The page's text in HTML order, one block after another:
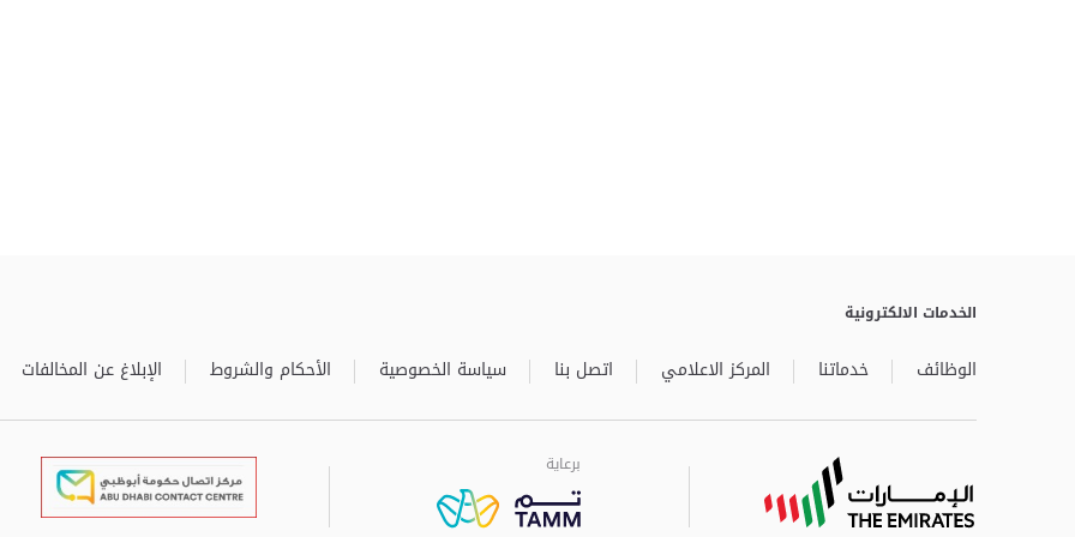
الخدمات الالكترونية
الوظائف خدماتنا المركز الاعلامي اتصل بنا سياسة الخصوصية الأحكام والشروط الإبلاغ عن المخالفات
برعاية
برعاية